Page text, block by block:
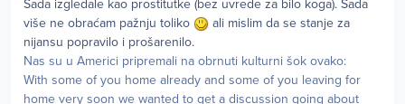
Sada izgledale kao prostitutke (bez uvrede za bilo koga). Sada
više ne obraćam pažnju toliko
ali mislim da se stanje za
nijansu popravilo i prošarenilo.
Nas su u Americi pripremali na obrnuti kulturni šok ovako:
With some of you home already and some of you leaving for
home very soon we wanted to get a discussion going about